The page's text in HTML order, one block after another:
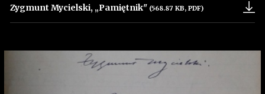
Zygmunt Mycielski, „Pamiętnik" (568.87 KB, PDF)